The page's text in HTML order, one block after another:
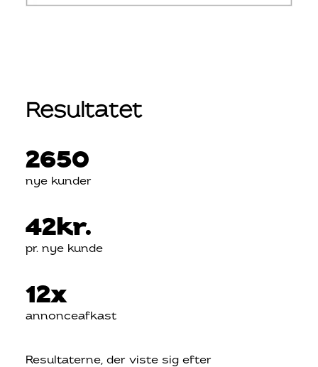
Resultatet
2650
nye kunder
42kr.
pr. nye kunde
12x
annonceafkast
Resultaterne, der viste sig efter